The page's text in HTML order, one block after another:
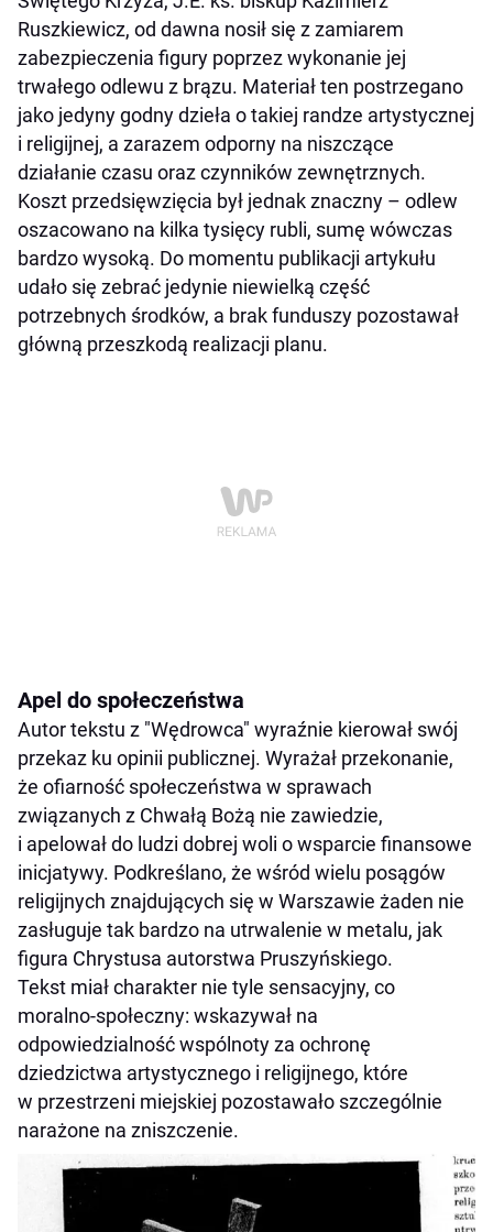
Ruszkiewicz, od dawna nosił się z zamiarem
zabezpieczenia figury poprzez wykonanie jej
trwałego odlewu z brązu. Materiał ten postrzegano
jako jedyny godny dzieła o takiej randze artystycznej
i religijnej, a zarazem odporny na niszczące
działanie czasu oraz czynników zewnętrznych.
Koszt przedsięwzięcia był jednak znaczny – odlew
oszacowano na kilka tysięcy rubli, sumę wówczas
bardzo wysoką. Do momentu publikacji artykułu
udało się zebrać jedynie niewielką część
potrzebnych środków, a brak funduszy pozostawał
główną przeszkodą realizacji planu.
Apel do społeczeństwa
Autor tekstu z "Wędrowca" wyraźnie kierował swój
przekaz ku opinii publicznej. Wyrażał przekonanie,
że ofiarność społeczeństwa w sprawach
związanych z Chwałą Bożą nie zawiedzie,
i apelował do ludzi dobrej woli o wsparcie finansowe
inicjatywy. Podkreślano, że wśród wielu posągów
religijnych znajdujących się w Warszawie żaden nie
zasługuje tak bardzo na utrwalenie w metalu, jak
figura Chrystusa autorstwa Pruszyńskiego.
Tekst miał charakter nie tyle sensacyjny, co
moralno-społeczny: wskazywał na
odpowiedzialność wspólnoty za ochronę
dziedzictwa artystycznego i religijnego, które
w przestrzeni miejskiej pozostawało szczególnie
narażone na zniszczenie.